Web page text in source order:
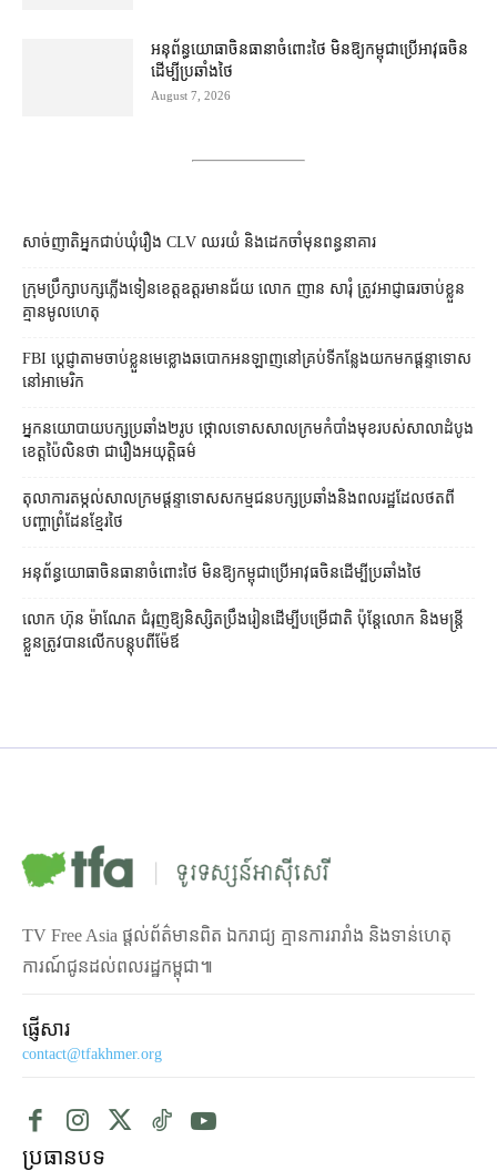
អនុព័ន្ធយោធា​ចិន​ធានា​ចំពោះ​ថៃ មិន​ឱ្យ​កម្ពុជា​ប្រើ​អាវុធ​ចិន​
ដើម្បី​ប្រឆាំង​ថៃ ​
August 7, 2026
សាច់ញាតិអ្នកជាប់ឃុំរឿង CLV ឈរយំ និងដេកចាំមុនពន្ធនាគារ
ក្រុមប្រឹក្សា​បក្ស​ភ្លើងទៀន​ខេត្ត​ឧត្ដរមានជ័យ លោក ញាន សារុំ ត្រូវ​អាជ្ញាធរ​ចាប់ខ្លួន​
គ្មាន​មូលហេតុ
FBI ប្ដេជ្ញា​តាម​ចាប់ខ្លួន​មេខ្លោង​ឆបោក​អនឡាញ​នៅ​គ្រប់​ទីកន្លែង​យក​មក​ផ្ដន្ទាទោស​
នៅ​អាមេរិក
អ្នកនយោបាយ​បក្ស​ប្រឆាំង​២​រូប ថ្កោលទោស​សាលក្រម​កំបាំងមុខ​របស់​សាលាដំបូង​
ខេត្ត​ប៉ៃលិន​ថា ជា​រឿង​អយុត្តិធម៌
តុលាការ​តម្កល់​សាលក្រម​ផ្ដន្ទាទោស​សកម្មជន​បក្ស​ប្រឆាំង​និង​ពលរដ្ឋ​ដែល​ថត​ពី​
បញ្ហា​ព្រំដែន​ខ្មែរ​ថៃ
អនុព័ន្ធយោធា​ចិន​ធានា​ចំពោះ​ថៃ មិន​ឱ្យ​កម្ពុជា​ប្រើ​អាវុធ​ចិន​ដើម្បី​ប្រឆាំង​ថៃ ​
លោក ហ៊ុន ម៉ាណែត ជំរុញ​ឱ្យ​និស្សិត​ប្រឹងរៀន​ដើម្បី​បម្រើ​ជាតិ ប៉ុន្តែ​លោក និង​មន្ត្រី​​
ខ្លួន​ត្រូវ​បាន​លើក​បន្តុប​ពី​ម៉ែឪ
TV Free Asia ផ្ដល់ព័ត៌មានពិត ឯករាជ្យ គ្មានការរារាំង និងទាន់ហេតុ
ការណ៍ជូនដល់ពលរដ្ឋកម្ពុជា៕
ផ្ញើសារ
contact@tfakhmer.org
ប្រធានបទ